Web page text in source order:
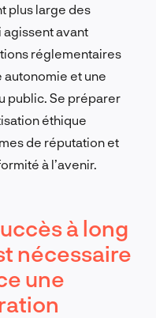
plus large des
avant
réglementaires
et une
public. Se préparer
éthique
de réputation et
à l’avenir.
à long
nécessaire
une